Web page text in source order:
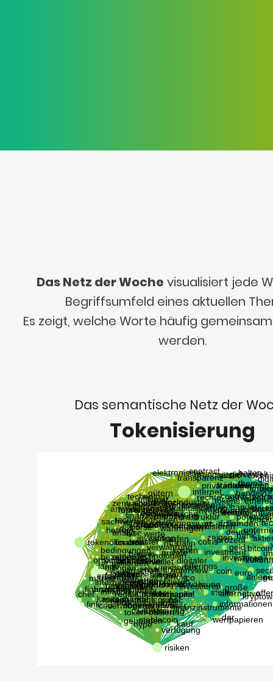
Das Netz der Woche visualisiert jede
Begriffsumfeld eines aktuellen
Es zeigt, welche Worte häufig
werden.
Das semantische Netz der
Tokenisierung